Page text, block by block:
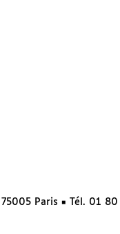
Paris ◼ Tél. 01